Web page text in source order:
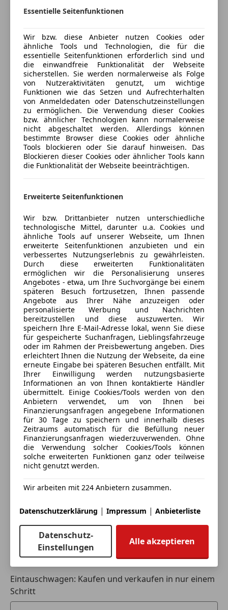
Sicherheit
Abstandstempomat
Alarmanlage
Beifahrerairbag
ESP
Fahrerairbag
Isofix
Kopfairbag
Nebelscheinwerfer
Reifendruckkontrollsystem
Seitenairbag
Servolenkung
Traktionskontrolle
Xenonscheinwerfer
Zentralverriegelung
Extras
Alufelgen (19")
Anhängerkupplung
Dachreling
Elektronische Parkbremse
Innenspiegel automatisch abblendend
Schaltwippen
Scheinwerferreinigung
Spoiler
Sportfahrwerk
Sportpaket
Sportsitze
Winterreifen
Highlights zum Fahrzeug:
-Sitzheizung
-Volleder Sportsitze
-Panorama
-Rote Bremssättel
-Keless-GO
-Elektrische Heckklappe
-Bang & Olufsen Premium-Sound-System
-Sport-Fahrwerk S / RS
-Abstandstempomat
vieles vieles mehr ..
Das Fahrzeug überzeugt durch seinen Top-Zustand,
seine umfangreiche Aus.
Kontaktieren Sie uns für weitere Details oder eine
Probefahrt!
Was uns ausmacht:
Kompetente Beratung und schnelle Abwicklung
Flexible Finanzierungsoptionen
Irrtümer, Änderungen und Zwischenverkauf
vorbehalten. Zubehörangaben ohne Gewähr!
Kontaktieren Sie uns noch heute und finden Sie Ihr
Wunschfahrzeug!
Kfz-Versicherung
Versicherungsschutz an Ihre Bedürfnisse
anpassen
Freischaden-Gutschein ab Stufe 0
Auto einfach online versichern & Rabatt holen
Jetzt berechnen
CMC Automobile
Sternebewertung 5 von 5
5Sterne
(100% Weiterempfehlungen)
Anbieter auf AutoScout24 seit 2022
Autohandel
Geschlossen
Öffnet um 9:00 Sa.
Albin-Brunec-Straße 2-4,
2442 Unterwaltersdorf, AT
Kontakt
Enes Camci
Alle Fahrzeuge des Anbieters
Anbieter kontaktieren
Deine Nachricht
Eintauschwagen: Kaufen und verkaufen in nur einem
Schritt
Essentielle Seitenfunktionen
Wir bzw. diese Anbieter nutzen Cookies oder
ähnliche Tools und Technologien, die für die
essentielle Seitenfunktionen erforderlich sind und
die einwandfreie Funktionalität der Webseite
sicherstellen. Sie werden normalerweise als Folge
von Nutzeraktivitäten genutzt, um wichtige
Funktionen wie das Setzen und Aufrechterhalten
von Anmeldedaten oder Datenschutzeinstellungen
zu ermöglichen. Die Verwendung dieser Cookies
bzw. ähnlicher Technologien kann normalerweise
nicht abgeschaltet werden. Allerdings können
bestimmte Browser diese Cookies oder ähnliche
Tools blockieren oder Sie darauf hinweisen. Das
Blockieren dieser Cookies oder ähnlicher Tools kann
die Funktionalität der Webseite beeinträchtigen.
Erweiterte Seitenfunktionen
Wir bzw. Drittanbieter nutzen unterschiedliche
technologische Mittel, darunter u.a. Cookies und
ähnliche Tools auf unserer Webseite, um Ihnen
erweiterte Seitenfunktionen anzubieten und ein
verbessertes Nutzungserlebnis zu gewährleisten.
Durch diese erweiterten Funktionalitäten
ermöglichen wir die Personalisierung unseres
Angebotes - etwa, um Ihre Suchvorgänge bei einem
späteren Besuch fortzusetzen, Ihnen passende
Angebote aus Ihrer Nähe anzuzeigen oder
personalisierte Werbung und Nachrichten
bereitzustellen und diese auszuwerten. Wir
speichern Ihre E-Mail-Adresse lokal, wenn Sie diese
für gespeicherte Suchanfragen, Lieblingsfahrzeuge
oder im Rahmen der Preisbewertung angeben. Dies
erleichtert Ihnen die Nutzung der Webseite, da eine
erneute Eingabe bei späteren Besuchen entfällt. Mit
Ihrer Einwilligung werden nutzungsbasierte
Informationen an von Ihnen kontaktierte Händler
übermittelt. Einige Cookies/Tools werden von den
Anbietern verwendet, um von Ihnen bei
Finanzierungsanfragen angegebene Informationen
für 30 Tage zu speichern und innerhalb dieses
Zeitraums automatisch für die Befüllung neuer
Finanzierungsanfragen wiederzuverwenden. Ohne
die Verwendung solcher Cookies/Tools können
solche erweiterten Funktionen ganz oder teilweise
nicht genutzt werden.
Wir arbeiten mit 224 Anbietern zusammen.
Datenschutzerklärung | Impressum | Anbieterliste
Datenschutz-
Einstellungen
Alle akzeptieren